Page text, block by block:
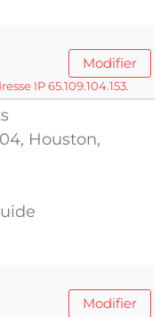
Modifier
IP 65.109.104.153.
Houston,
Modifier